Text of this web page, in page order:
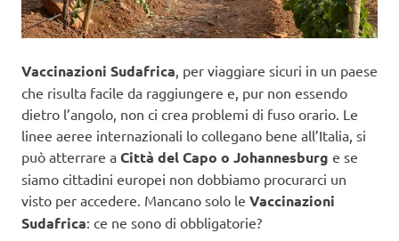
Vaccinazioni Sudafrica , per viaggiare sicuri in un paese
che risulta facile da raggiungere e, pur non essendo
dietro l’angolo, non ci crea problemi di fuso orario. Le
linee aeree internazionali lo collegano bene all’Italia, si
può atterrare a Città del Capo o Johannesburg e se
siamo cittadini europei non dobbiamo procurarci un
visto per accedere. Mancano solo le Vaccinazioni
Sudafrica: ce ne sono di obbligatorie?